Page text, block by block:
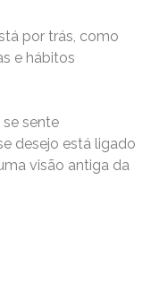
por trás, como
e hábitos
se sente
desejo está ligado
visão antiga da